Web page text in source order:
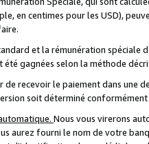
en centimes pour les USD),
et la rémunération spéciale
gagnées selon la méthode
de recevoir le paiement dans une
soit déterminé
Nous vous virerons
aurez fourni le nom de votre